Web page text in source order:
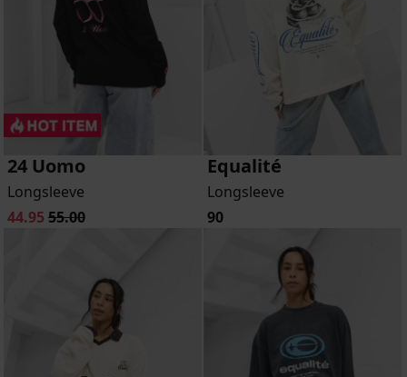
24 Uomo
Longsleeve
44.95 55.00
Equalité
Longsleeve
90